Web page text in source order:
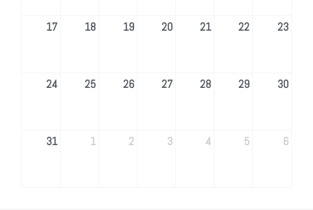
17 18 19 20 21 22 23
24 25 26 27 28 29 30
31 1 2 3 4 5 6